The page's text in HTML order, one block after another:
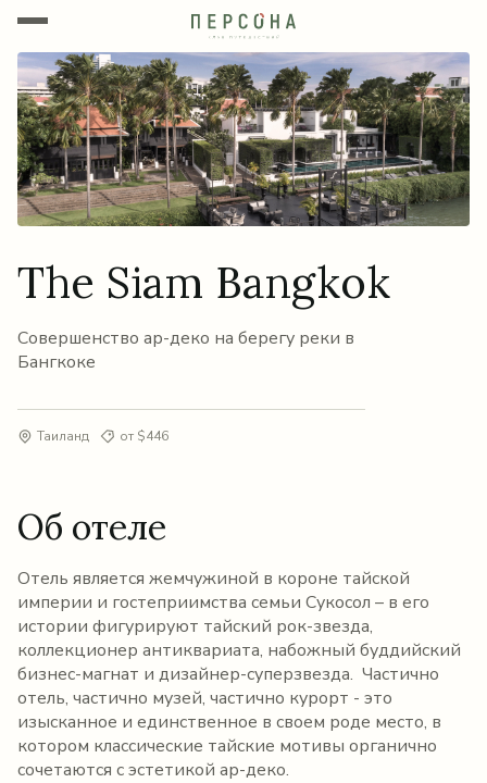
The Siam Bangkok
Совершенство ар-деко на берегу реки в
Бангкоке
Таиланд от $446
Об отеле
Отель является жемчужиной в короне тайской
империи и гостеприимства семьи Сукосол – в его
истории фигурируют тайский рок-звезда,
коллекционер антиквариата, набожный буддийский
бизнес-магнат и дизайнер-суперзвезда. Частично
отель, частично музей, частично курорт - это
изысканное и единственное в своем роде место, в
котором классические тайские мотивы органично
сочетаются с эстетикой ар-деко.